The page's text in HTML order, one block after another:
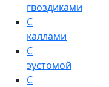
гвоздиками
С
каллами
С
эустомой
С